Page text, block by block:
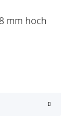
mm hoch